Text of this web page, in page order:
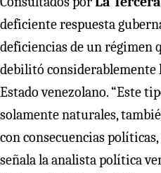
deficiente respuesta
deficiencias de un régimen
debilitó considerablemente
Estado venezolano. “Este
solamente naturales,
con consecuencias
señala la analista política